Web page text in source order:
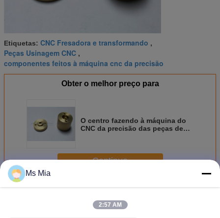
Etiquetas: CNC Fresadora e transformando ,
Peças Usinagem CNC ,
componentes feitos à máquina cnc da precisão
Obter o melhor preço para
O centro fazendo à máquina do
CNC da precisão das peças de
trabalho feito com ferramentas,
moer, girando
Continue
MaisUsinagem de precisão CNC
Ms Mia
2:57 AM